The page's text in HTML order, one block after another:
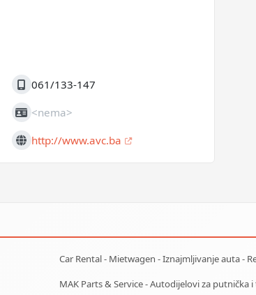
Mobilni061/133-147
JIB <nema>
Webhttp://www.avc.ba